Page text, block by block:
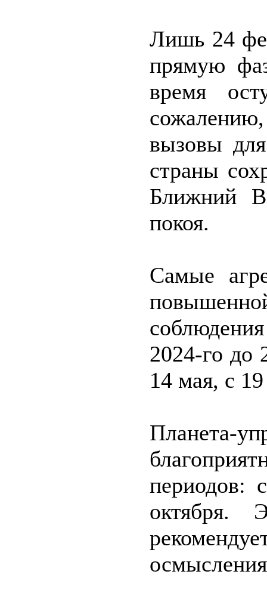
Лишь 24
прямую
время
сожалению,
вызовы
страны
Ближний
покоя.
Самые
2024-го до
14 мая, с
Планета-
октября.